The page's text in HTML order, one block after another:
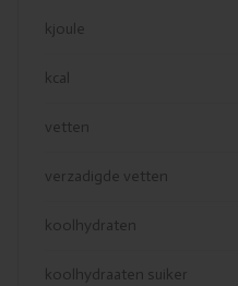
kjoule
kcal
vetten
verzadigde vetten
koolhydraten
koolhydraaten suiker